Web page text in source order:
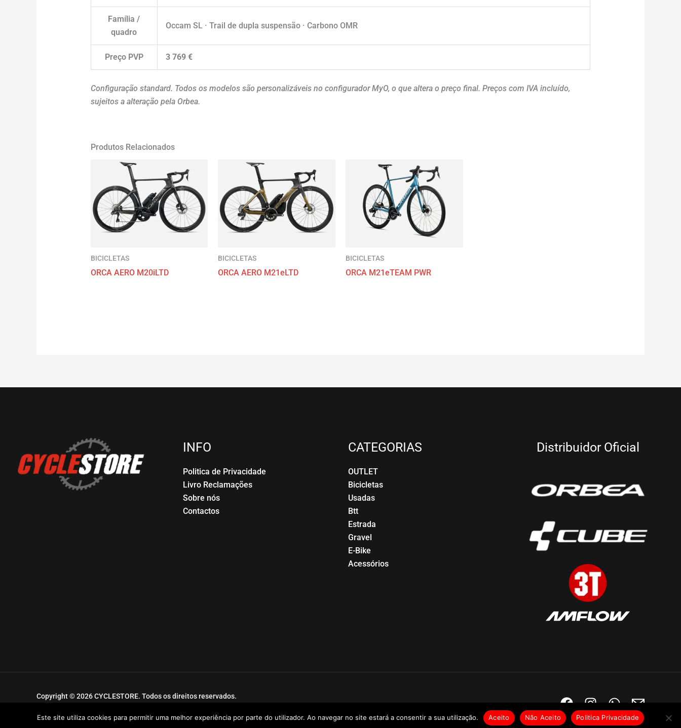
Família /
quadro
Occam SL · Trail de dupla suspensão · Carbono OMR
Preço PVP 3 769 €
Configuração standard. Todos os modelos são personalizáveis no configurador MyO, o que altera o preço final. Preços com IVA incluído,
sujeitos a alteração pela Orbea.
Produtos Relacionados
BICICLETAS
ORCA AERO M20iLTD
BICICLETAS
ORCA AERO M21eLTD
BICICLETAS
ORCA M21eTEAM PWR
INFO
Politica de Privacidade
Livro Reclamações
Sobre nós
Contactos
CATEGORIAS
OUTLET
Bicicletas
Usadas
Btt
Estrada
Gravel
E-Bike
Acessórios
Distribuidor Oficial
Copyright © 2026 CYCLESTORE. Todos os direitos reservados.
Este site utiliza cookies para permitir uma melhor experiência por parte do utilizador. Ao navegar no site estará a consentir a sua utilização.
Aceito Não Aceito Politica Privacidade